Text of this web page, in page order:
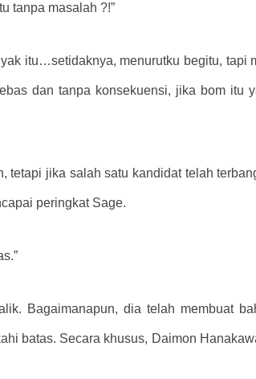
tanpa masalah ?!”
itu…setidaknya, menurutku begitu, tapi
dan tanpa konsekuensi, jika bom itu
tetapi jika salah satu kandidat telah
peringkat Sage.
Bagaimanapun, dia telah membuat
batas. Secara khusus, Daimon